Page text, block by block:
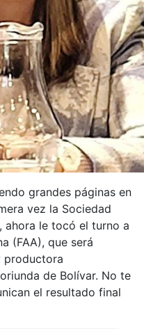
grandes páginas en
vez la Sociedad
ahora le tocó el turno a
(FAA), que será
productora
de Bolívar. No te
el resultado final